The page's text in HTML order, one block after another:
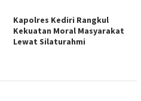
Kapolres Kediri Rangkul
Kekuatan Moral Masyarakat
Lewat Silaturahmi